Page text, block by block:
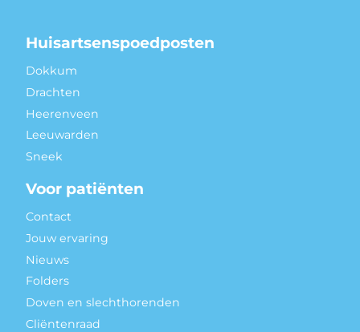
Huisartsenspoedposten
Dokkum
Drachten
Heerenveen
Leeuwarden
Sneek
Voor patiënten
Contact
Jouw ervaring
Nieuws
Folders
Doven en slechthorenden
Cliëntenraad